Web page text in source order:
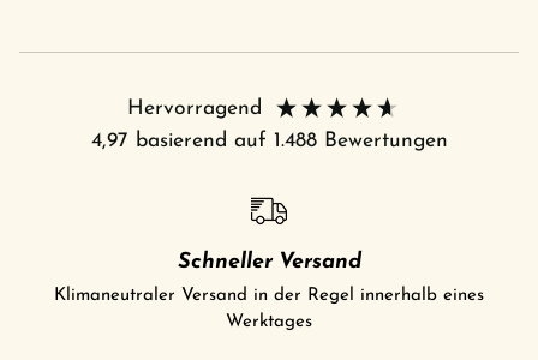
Hervorragend
4,97 basierend auf 1.488Bewertungen
Schneller Versand
Klimaneutraler Versand in der Regel innerhalb eines
Werktages